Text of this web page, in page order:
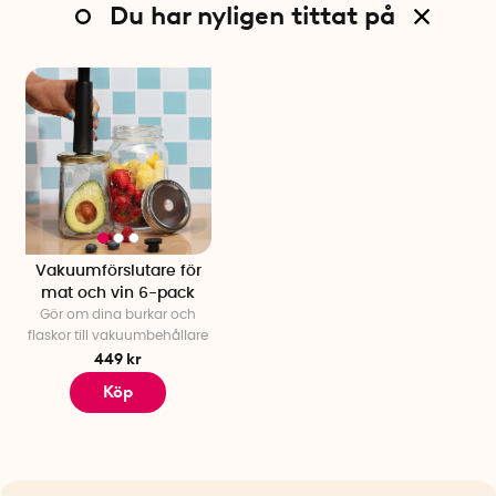
Du har nyligen tittat på
Vakuumförslutare för
mat och vin 6-pack
Gör om dina burkar och
flaskor till vakuumbehållare
449 kr
Köp